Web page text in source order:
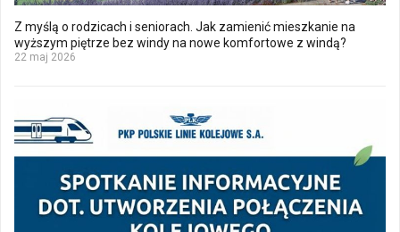
Z myślą o rodzicach i seniorach. Jak zamienić mieszkanie na
wyższym piętrze bez windy na nowe komfortowe z windą?
22 maj 2026